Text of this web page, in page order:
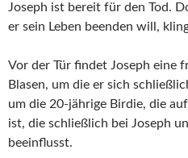
Joseph ist bereit für den Tod.
er sein Leben beenden will,
Vor der Tür findet Joseph eine
Blasen, um die er sich
um die 20-jährige Birdie, die
ist, die schließlich bei Joseph
beeinflusst.